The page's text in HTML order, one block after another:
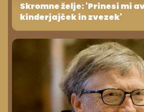
Skromne želje: 'Prinesi mi
kinderjajček in zvezek'